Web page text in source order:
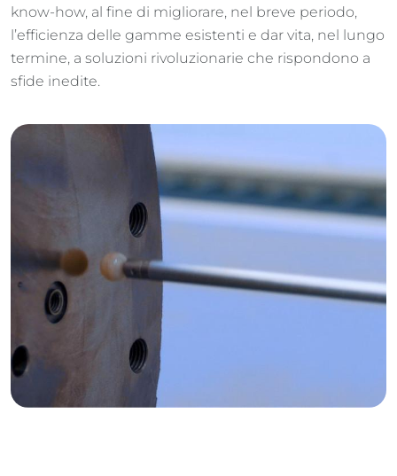
know-how, al fine di migliorare, nel breve periodo,
l’efficienza delle gamme esistenti e dar vita, nel lungo
termine, a soluzioni rivoluzionarie che rispondono a
sfide inedite.